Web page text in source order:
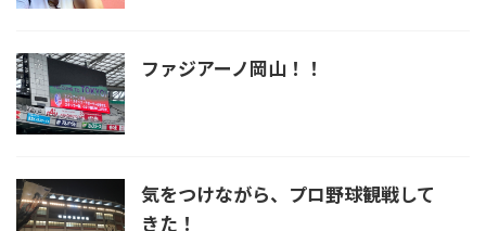
ファジアーノ岡山！！
気をつけながら、プロ野球観戦して
きた！